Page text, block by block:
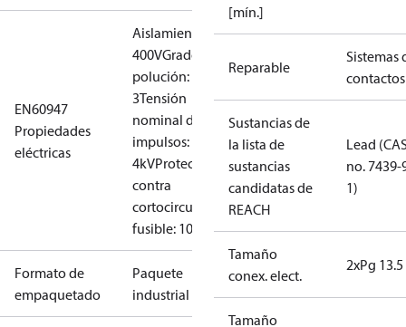
EN60947
Propiedades
eléctricas
Aislamiento:
400VGrado de
polución:
3Tensión
nominal de
impulsos:
4kVProtección
contra
cortocircuito,
fusible: 10A
Formato de
empaquetado
Paquete
industrial
[mín.]
Reparable
Sistemas
contactos
Sustancias de
la lista de
sustancias
candidatas de
REACH
Lead
no. 7439-
1)
Tamaño
conex. elect.
2xPg 13.5
Tamaño